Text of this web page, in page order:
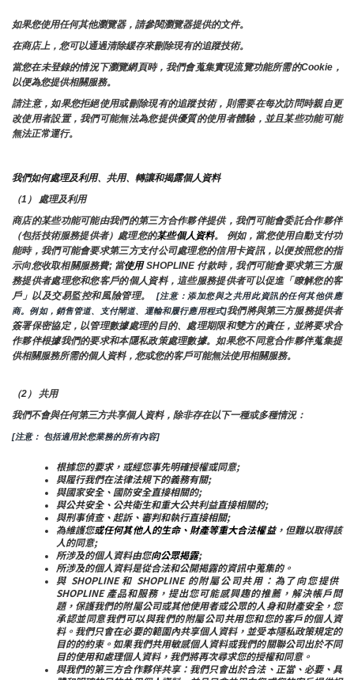
如果您使用任何其他瀏覽器，請參閱瀏覽器提供的文件。
在商店上，您可以通過清除緩存來刪除現有的追蹤技術。
當您在未登錄的情況下瀏覽網頁時，我們會蒐集實現流覽功能所需的Cookie，
以便為您提供相關服務。
請注意，如果您拒絕使用或刪除現有的追蹤技術，則需要在每次訪問時親自更
改使用者設置，我們可能無法為您提供優質的使用者體驗，並且某些功能可能
無法正常運行。
我們如何處理及利用、共用、轉讓和揭露個人資料
（1） 處理及利用
商店的某些功能可能由我們的第三方合作夥伴提供，我們可能會委託合作夥伴
（包括技術服務提供者）處理您的某些個人資料。 例如，當您使用自動支付功
能時，我們可能會要求第三方支付公司處理您的信用卡資訊，以便按照您的指
示向您收取相關服務費; 當使用 SHOPLINE 付款時，我們可能會要求第三方服
務提供者處理您和您客戶的個人資料，這些服務提供者可以促進「瞭解您的客
戶」以及交易監控和風險管理。
[注意：添加您與之共用此資訊的任何其他供應
商。例如，銷售管道、支付閘道、運輸和履行應用程式]我們將與第三方服務提供者
簽署保密協定，以管理數據處理的目的、處理期限和雙方的責任，並將要求合
作夥伴根據我們的要求和本隱私政策處理數據。如果您不同意合作夥伴蒐集提
供相關服務所需的個人資料，您或您的客戶可能無法使用相關服務。
（2） 共用
我們不會與任何第三方共享個人資料，除非存在以下一種或多種情況：
[注意： 包括適用於您業務的所有內容]
根據您的要求，或經您事先明確授權或同意;
與履行我們在法律法規下的義務有關;
與國家安全、國防安全直接相關的;
與公共安全、公共衛生和重大公共利益直接相關的;
與刑事偵查、起訴、審判和執行直接相關;
為維護您或任何其他人的生命、財產等重大合法權益，但難以取得該
人的同意;
所涉及的個人資料由您向公眾揭露;
所涉及的個人資料是從合法和公開揭露的資訊中蒐集的。
與 SHOPLINE 和 SHOPLINE 的附屬公司共用：為了向您提供
SHOPLINE 產品和服務，提出您可能感興趣的推薦，解決帳戶問
題，保護我們的附屬公司或其他使用者或公眾的人身和財產安全，您
承認並同意我們可以與我們的附屬公司共用您和您的客戶的個人資
料。我們只會在必要的範圍內共享個人資料，並受本隱私政策規定的
目的的約束。如果我們共用敏感個人資料或我們的關聯公司出於不同
目的使用和處理個人資料，我們將再次尋求您的授權和同意。
與我們的第三方合作夥伴共享：我們只會出於合法、正當、必要、具